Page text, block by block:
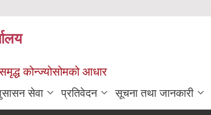
कोन्ज्योसोमको आधार
सेवा प्रतिवेदन सूचना तथा जानकारी